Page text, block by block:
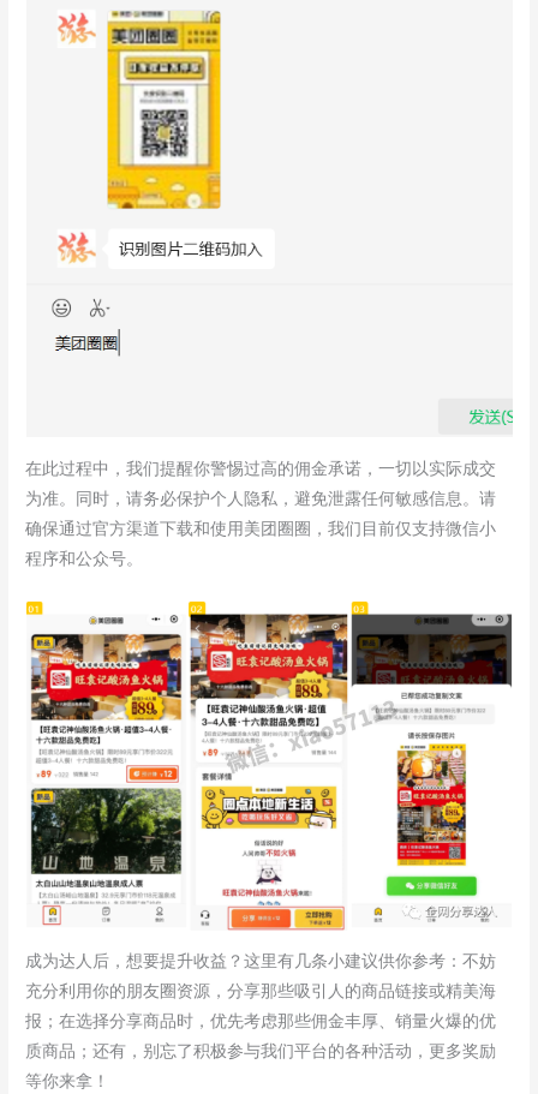
在此过程中，我们提醒你警惕过高的佣金承诺，一切以实际成交
为准。同时，请务必保护个人隐私，避免泄露任何敏感信息。请
确保通过官方渠道下载和使用美团圈圈，我们目前仅支持微信小
程序和公众号。
成为达人后，想要提升收益？这里有几条小建议供你参考：不妨
充分利用你的朋友圈资源，分享那些吸引人的商品链接或精美海
报；在选择分享商品时，优先考虑那些佣金丰厚、销量火爆的优
质商品；还有，别忘了积极参与我们平台的各种活动，更多奖励
等你来拿！